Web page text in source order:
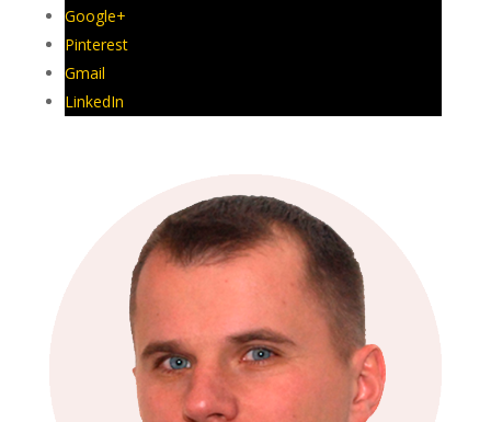
Google+
Pinterest
Gmail
LinkedIn